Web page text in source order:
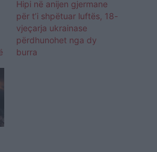
Hipi në anijen gjermane
për t’i shpëtuar luftës, 18-
vjeçarja ukrainase
përdhunohet nga dy
burra